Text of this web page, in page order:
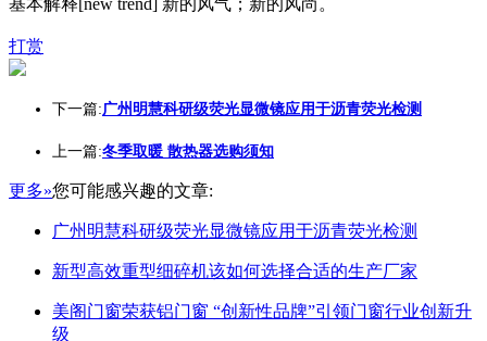
基本解释[new trend] 新的风气；新的风尚。
打赏
下一篇:广州明慧科研级荧光显微镜应用于沥青荧光检测
上一篇:冬季取暖 散热器选购须知
更多»您可能感兴趣的文章:
广州明慧科研级荧光显微镜应用于沥青荧光检测
新型高效重型细碎机该如何选择合适的生产厂家
美阁门窗荣获铝门窗 “创新性品牌”引领门窗行业创新升
级